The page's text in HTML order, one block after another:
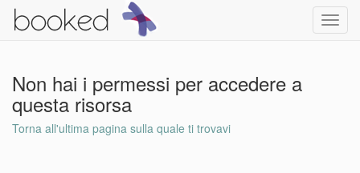
Non hai i permessi per accedere a
questa risorsa
Torna all'ultima pagina sulla quale ti trovavi